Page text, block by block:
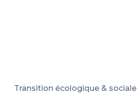
Transition écologique & sociale